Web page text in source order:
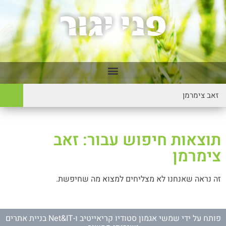
תוצאות חיפוש עבור: זאב
צימרמן
זה נראה שאנחנו לא מצליחים למצוא מה שחיפשת.
פותח על ידי שמשי אגמון סטודיו קריאייטיב ו- Net&IT בניית אתרים